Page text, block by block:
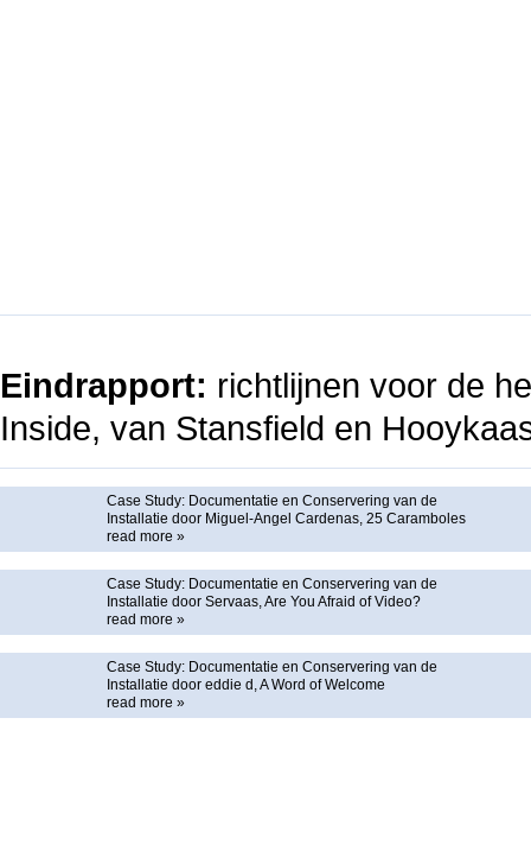
Eindrapport: richtlijnen voor de
Inside, van Stansfield en
Case Study: Documentatie en Conservering van de
Installatie door Miguel-Angel Cardenas, 25 Caramboles
read more »
Case Study: Documentatie en Conservering van de
Installatie door Servaas, Are You Afraid of Video?
read more »
Case Study: Documentatie en Conservering van de
Installatie door eddie d, A Word of Welcome
read more »